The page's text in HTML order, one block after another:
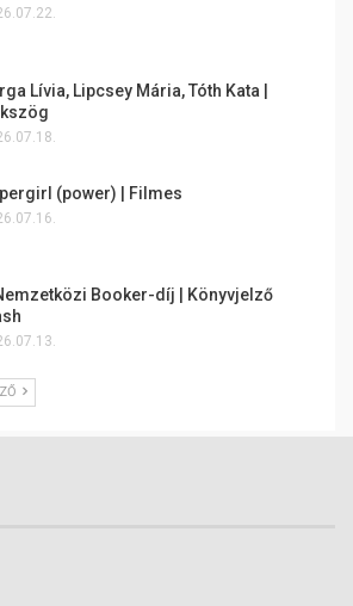
Lívia, Lipcsey Mária, Tóth Kata |
(power) | Filmes
Booker-díj | Könyvjelző